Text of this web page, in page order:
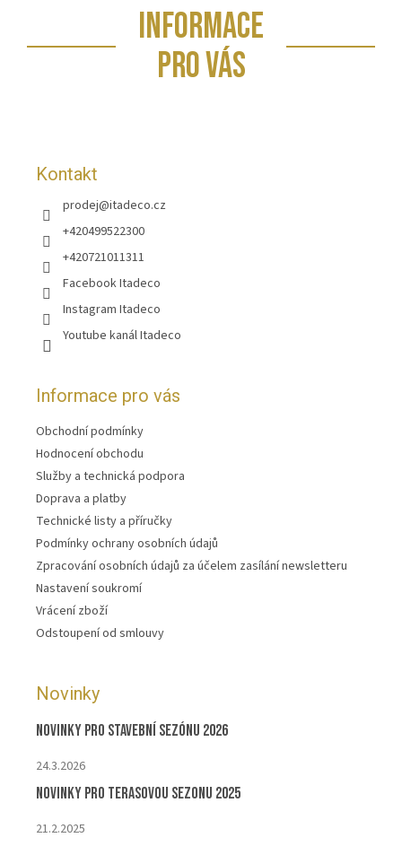
INFORMACE
PRO VÁS
Kontakt
prodej@itadeco.cz
+420499522300
+420721011311
Facebook Itadeco
Instagram Itadeco
Youtube kanál Itadeco
Informace pro vás
Obchodní podmínky
Hodnocení obchodu
Služby a technická podpora
Doprava a platby
Technické listy a příručky
Podmínky ochrany osobních údajů
Zpracování osobních údajů za účelem zasílání newsletteru
Nastavení soukromí
Vrácení zboží
Odstoupení od smlouvy
Novinky
Novinky pro stavební sezónu 2026
24.3.2026
Novinky pro terasovou sezonu 2025
21.2.2025